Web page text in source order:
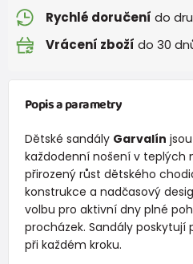
Rychlé doručení do
Vrácení zboží do 30
Popis a parametry
Dětské sandály Garvalín
každodenní nošení v teplých
přirozený růst dětského
konstrukce a nadčasový
volbu pro aktivní dny plné
procházek. Sandály poskytují
při každém kroku.